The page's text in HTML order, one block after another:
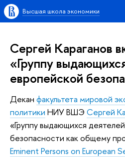
Высшая школа экономики
Сергей Караганов
«Группу
европейской
Декан факультета мировой
политики НИУ ВШЭ Сергей
«Группу выдающихся
безопасности как общему
Eminent Persons on European